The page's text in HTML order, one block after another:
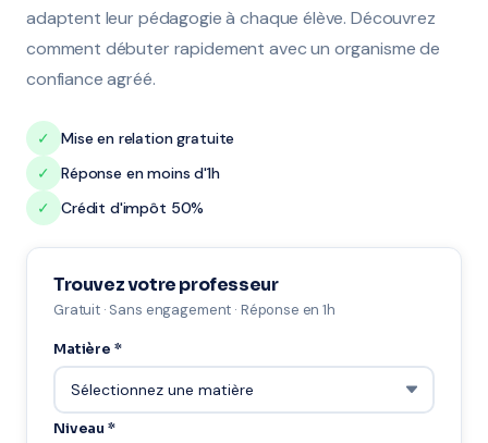
adaptent leur pédagogie à chaque élève. Découvrez
comment débuter rapidement avec un organisme de
confiance agréé.
✓
Mise en relation gratuite
✓
Réponse en moins d'1h
✓
Crédit d'impôt 50%
Trouvez votre professeur
Gratuit · Sans engagement · Réponse en 1h
Matière *
Niveau *